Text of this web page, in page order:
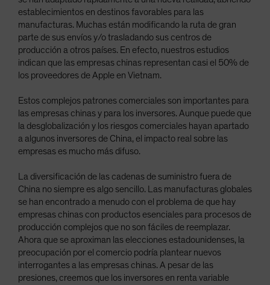
establecimientos en destinos favorables para las
manufacturas. Muchas están modificando la ruta de gran
parte de sus envíos y/o trasladando sus centros de
producción a otros países. En efecto, nuestros estudios
indican que las empresas chinas representan casi el 50% de
los proveedores de Apple en Vietnam.
Estos complejos patrones comerciales son importantes para
las empresas chinas y para los inversores. Aunque puede que
la desglobalización y los riesgos comerciales hayan apartado
a algunos inversores de China, el impacto real sobre las
empresas es mucho más difuso.
La diversificación de las cadenas de suministro fuera de
China no siempre es algo sencillo. Las manufacturas globales
se han encontrado a menudo con el problema de que hay
empresas chinas con productos esenciales para procesos de
producción complejos que no son fáciles de reemplazar.
Ahora que se aproximan las elecciones estadounidenses, la
preocupación por el comercio podría plantear nuevos
interrogantes a las empresas chinas. A pesar de las
presiones, creemos que los inversores en renta variable